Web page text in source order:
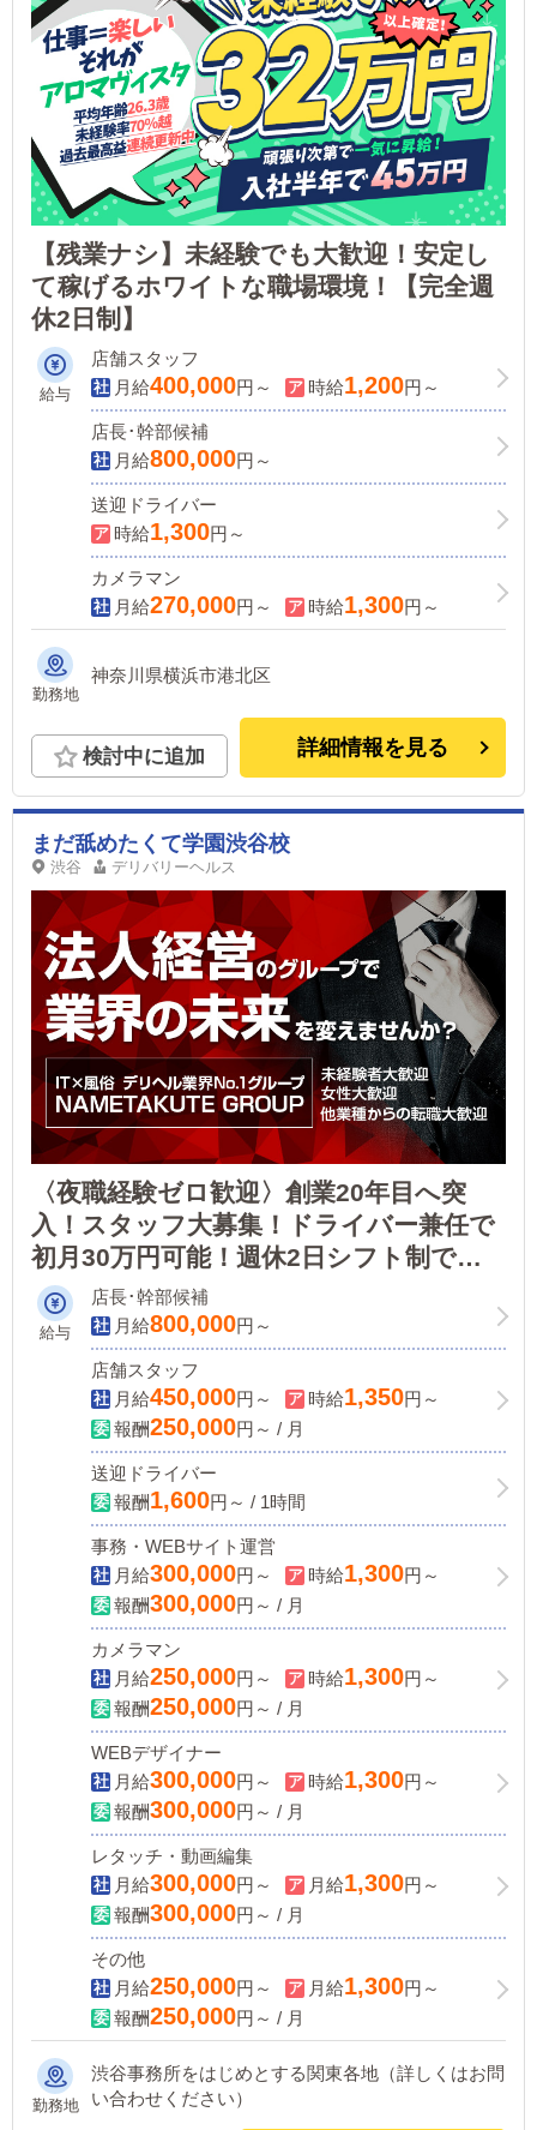
【残業ナシ】未経験でも大歓迎！安定し
て稼げるホワイトな職場環境！【完全週
休2日制】
給与
店舗スタッフ
月給400,000円～ 時給1,200円～
店長･幹部候補
月給800,000円～
送迎ドライバー
時給1,300円～
カメラマン
月給270,000円～ 時給1,300円～
勤務地
神奈川県横浜市港北区
検討中に追加 詳細情報を見る
まだ舐めたくて学園渋谷校
渋谷 デリバリーヘルス
〈夜職経験ゼロ歓迎〉創業20年目へ突
入！スタッフ大募集！ドライバー兼任で
初月30万円可能！週休2日シフト制でプ
ライベートも約束します◎人事・採用・
育成・マーケティングに興味がある方も
大歓迎！優遇します
給与
店長･幹部候補
月給800,000円～
店舗スタッフ
月給450,000円～ 時給1,350円～
報酬250,000円～ / 月
送迎ドライバー
報酬1,600円～ / 1時間
事務・WEBサイト運営
月給300,000円～ 時給1,300円～
報酬300,000円～ / 月
カメラマン
月給250,000円～ 時給1,300円～
報酬250,000円～ / 月
WEBデザイナー
月給300,000円～ 時給1,300円～
報酬300,000円～ / 月
レタッチ・動画編集
月給300,000円～ 月給1,300円～
報酬300,000円～ / 月
その他
月給250,000円～ 月給1,300円～
報酬250,000円～ / 月
勤務地
渋谷事務所をはじめとする関東各地（詳しくはお問
い合わせください）